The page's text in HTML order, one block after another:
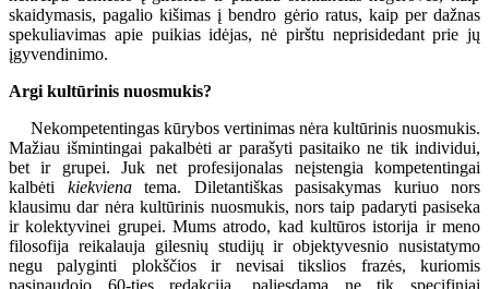
skaidymasis, pagalio kišimas į bendro gėrio ratus, kaip per dažnas
spekuliavimas apie puikias idėjas, nė pirštu neprisidedant prie jų
įgyvendinimo.
Argi kultūrinis nuosmukis?
Nekompetentingas kūrybos vertinimas nėra kultūrinis nuosmukis.
Mažiau išmintingai pakalbėti ar parašyti pasitaiko ne tik individui,
bet ir grupei. Juk net profesijonalas neįstengia kompetentingai
kalbėti kiekvienatema. Diletantiškas pasisakymas kuriuo nors
klausimu dar nėra kultūrinis nuosmukis, nors taip padaryti pasiseka
ir kolektyvinei grupei. Mums atrodo, kad kultūros istorija ir meno
filosofija reikalauja gilesnių studijų ir objektyvesnio nusistatymo
negu palyginti plokščios ir nevisai tikslios frazės, kuriomis
pasinaudojo 60-ties redakcija, paliesdama ne tik specifiniai